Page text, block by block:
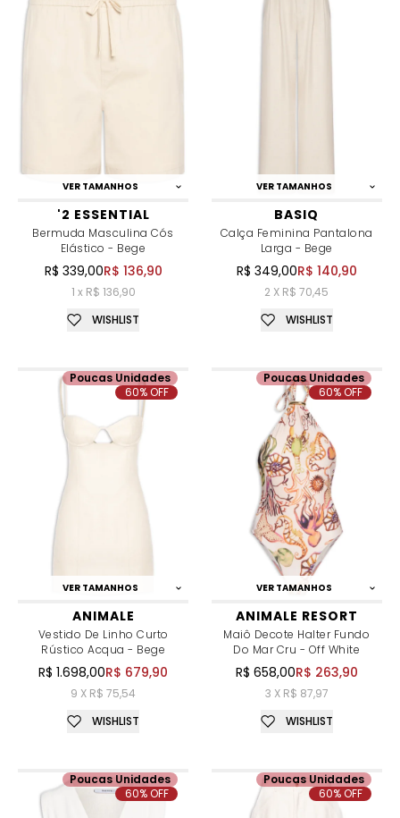
VER TAMANHOS
'2 ESSENTIAL
Bermuda Masculina Cós
Elástico - Bege
R$ 339,00R$ 136,90
1 x R$ 136,90
WISHLIST
VER TAMANHOS
BASIQ
Calça Feminina Pantalona
Larga - Bege
R$ 349,00R$ 140,90
2 X R$ 70,45
WISHLIST
VER TAMANHOS
ANIMALE
Vestido De Linho Curto
Rústico Acqua - Bege
R$ 1.698,00R$ 679,90
9 X R$ 75,54
Poucas Unidades
60% OFF
WISHLIST
VER TAMANHOS
ANIMALE RESORT
Maiô Decote Halter Fundo
Do Mar Cru - Off White
R$ 658,00R$ 263,90
3 X R$ 87,97
Poucas Unidades
60% OFF
WISHLIST
Poucas Unidades
60% OFF
Poucas Unidades
60% OFF